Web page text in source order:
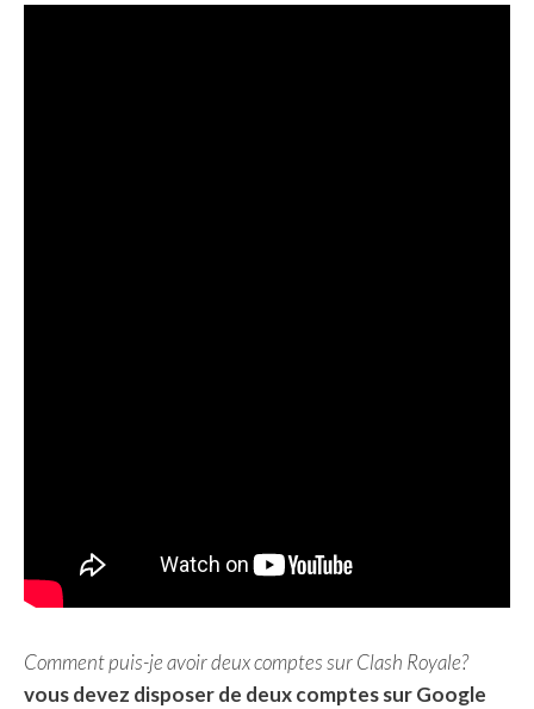
Comment puis-je avoir deux comptes sur Clash Royale?
vous devez disposer de deux comptes sur Google